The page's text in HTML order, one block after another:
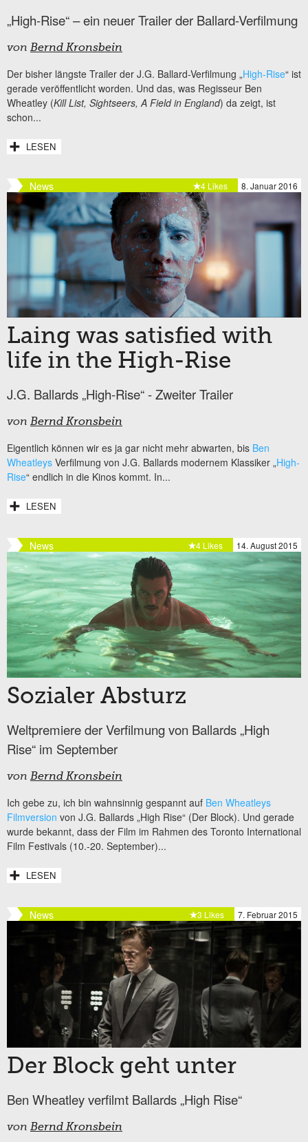
„High-Rise“ – ein neuer Trailer der Ballard-Verfilmung
von Bernd Kronsbein
Der bisher längste Trailer der J.G. Ballard-Verfilmung „High-Rise“ ist
gerade veröffentlicht worden. Und das, was Regisseur Ben
Wheatley (Kill List, Sightseers, A Field in England) da zeigt, ist
schon...
LESEN
News 8. Januar 2016
4 Likes
Laing was satisfied with
life in the High-Rise
J.G. Ballards „High-Rise“ - Zweiter Trailer
von Bernd Kronsbein
Eigentlich können wir es ja gar nicht mehr abwarten, bis Ben
Wheatleys Verfilmung von J.G. Ballards modernem Klassiker „High-
Rise“ endlich in die Kinos kommt. In...
LESEN
News 14. August 2015
4 Likes
Sozialer Absturz
Weltpremiere der Verfilmung von Ballards „High
Rise“ im September
von Bernd Kronsbein
Ich gebe zu, ich bin wahnsinnig gespannt auf Ben Wheatleys
Filmversion von J.G. Ballards „High Rise“ (Der Block). Und gerade
wurde bekannt, dass der Film im Rahmen des Toronto International
Film Festivals (10.-20. September)...
LESEN
News 7. Februar 2015
3 Likes
Der Block geht unter
Ben Wheatley verfilmt Ballards „High Rise“
von Bernd Kronsbein